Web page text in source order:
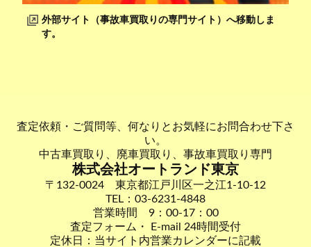
外部サイト（事故車買取りの専門サイト）へ移動しま
す。
査定依頼・ご質問等、何なりとお気軽にお問合わせ下さ
い。
中古車買取り、廃車買取り、事故車買取り専門
株式会社オートランド東京
〒132-0024 東京都江戸川区一之江1-10-12
TEL：03-6231-4848
営業時間 9：00-17：00
査定フォーム・ E-mail 24時間受付
定休日：当サイト内営業カレンダーに記載